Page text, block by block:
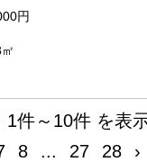
円
1件～10件 を表
8 ... 27 28 ›